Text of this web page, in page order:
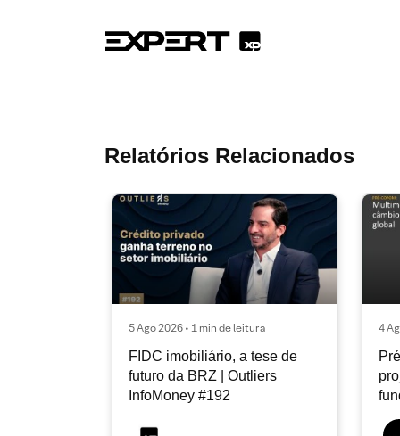
Relatórios Relacionados
5 Ago 2026 • 1 min de leitura
FIDC imobiliário, a tese de
futuro da BRZ | Outliers
InfoMoney #192
4